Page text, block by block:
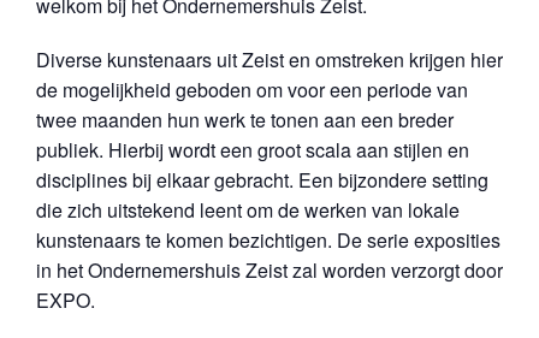
Diverse kunstenaars uit Zeist en omstreken krijgen hier
de mogelijkheid geboden om voor een periode van
twee maanden hun werk te tonen aan een breder
publiek. Hierbij wordt een groot scala aan stijlen en
disciplines bij elkaar gebracht. Een bijzondere setting
die zich uitstekend leent om de werken van lokale
kunstenaars te komen bezichtigen. De serie exposities
in het Ondernemershuis Zeist zal worden verzorgt door
EXPO.